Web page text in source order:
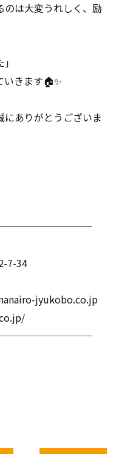
のは大変うれしく、励
いきます🏠✨
ありがとうございま
7-34
jyukobo.co.jp